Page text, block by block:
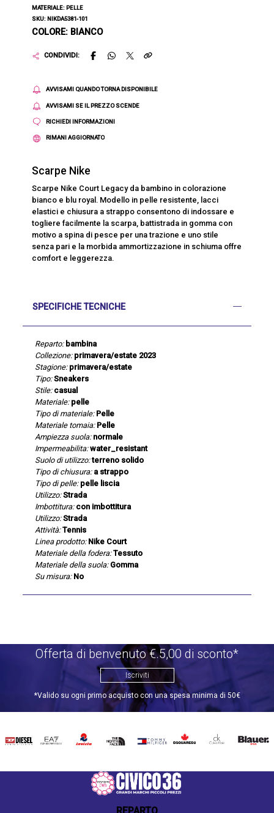
MATERIALE: PELLE
SKU: NIKDA5381-101
COLORE: BIANCO
CONDIVIDI:
AVVISAMI QUANDO TORNA DISPONIBILE
AVVISAMI SE IL PREZZO SCENDE
RICHIEDI INFORMAZIONI
RIMANI AGGIORNATO
Scarpe Nike
Scarpe Nike Court Legacy da bambino in colorazione
bianco e blu royal. Modello in pelle resistente, lacci
elastici e chiusura a strappo consentono di indossare e
togliere facilmente la scarpa, battistrada in gomma con
motivo a spina di pesce per una trazione e uno stile
senza pari e la morbida ammortizzazione in schiuma offre
comfort e leggerezza.
SPECIFICHE TECNICHE
Reparto: bambina
Collezione: primavera/estate 2023
Stagione: primavera/estate
Tipo: Sneakers
Stile: casual
Materiale: pelle
Tipo di materiale: Pelle
Materiale tomaia: Pelle
Ampiezza suola: normale
Impermeabilita: water_resistant
Suolo di utilizzo: terreno solido
Tipo di chiusura: a strappo
Tipo di pelle: pelle liscia
Utilizzo: Strada
Imbottitura: con imbottitura
Utilizzo: Strada
Attività: Tennis
Linea prodotto: Nike Court
Materiale della fodera: Tessuto
Materiale della suola: Gomma
Su misura: No
Offerta di benvenuto €.5,00 di sconto*
Iscriviti
*Valido su ogni primo acquisto con una spesa minima di 50€
DIESEL EA7 INVICTATHE
TOMMY
DSQUARED2
CALVIN BLAUER